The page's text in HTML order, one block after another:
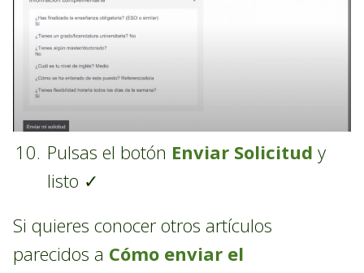
Pulsas el botón Enviar Solicitud y
listo ✓
Si quieres conocer otros artículos
parecidos a Cómo enviar el